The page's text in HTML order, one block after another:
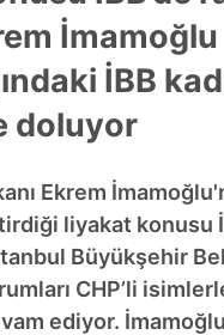
İmamoğlu
İBB
doluyor
Ekrem
liyakat konusu
Büyükşehir
CHP’li
ediyor.